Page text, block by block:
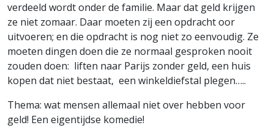
verdeeld wordt onder de familie. Maar dat geld krijgen
ze niet zomaar. Daar moeten zij een opdracht oor
uitvoeren; en die opdracht is nog niet zo eenvoudig. Ze
moeten dingen doen die ze normaal gesproken nooit
zouden doen: liften naar Parijs zonder geld, een huis
kopen dat niet bestaat, een winkeldiefstal plegen…..
Thema: wat mensen allemaal niet over hebben voor
geld! Een eigentijdse komedie!